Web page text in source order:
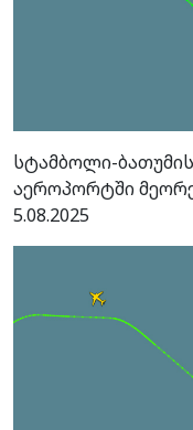
სტამბოლი-
აეროპორტში
5.08.2025